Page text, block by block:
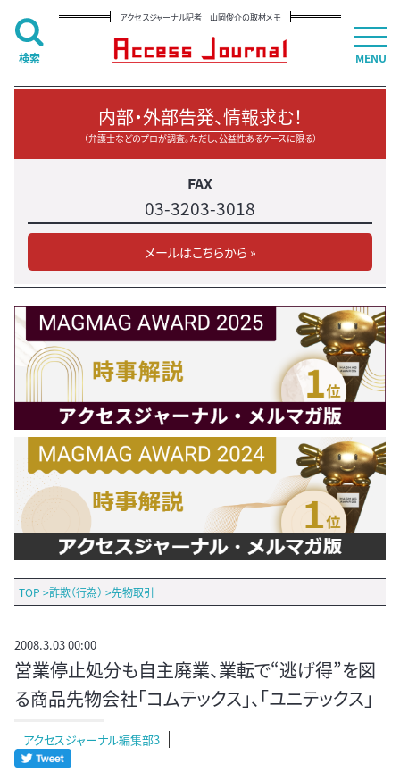
アクセスジャーナル記者 山岡俊介の取材メモ
内部・外部告発、情報求む！
（弁護士などのプロが調査。ただし、公益性あるケースに限る）
FAX
03-3203-3018
メールはこちらから »
TOP >詐欺（行為） >先物取引
2008.3.03 00:00
営業停止処分も自主廃業、業転で“逃げ得”を図
る商品先物会社「コムテックス」、「ユニテックス」
アクセスジャーナル編集部3
MENU
検索